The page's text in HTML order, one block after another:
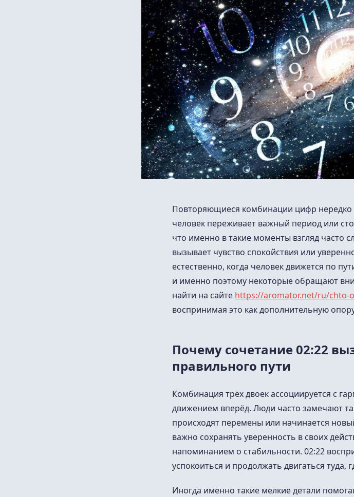
Повторяющиеся комбинации цифр нередко
человек переживает важный период или
что именно в такие моменты взгляд часто
вызывает чувство спокойствия или
естественно, когда человек движется по
и именно поэтому некоторые обращают
найти на сайте https://aromator.net/ru/chto-
воспринимая это как дополнительную
Почему сочетание 02:22
правильного пути
Комбинация трёх двоек ассоциируется с
движением вперёд. Люди часто замечают
происходят перемены или начинается
важно сохранять уверенность в своих
напоминанием о стабильности. 02:22
успокоиться и продолжать двигаться туда,
Иногда именно такие мелкие детали